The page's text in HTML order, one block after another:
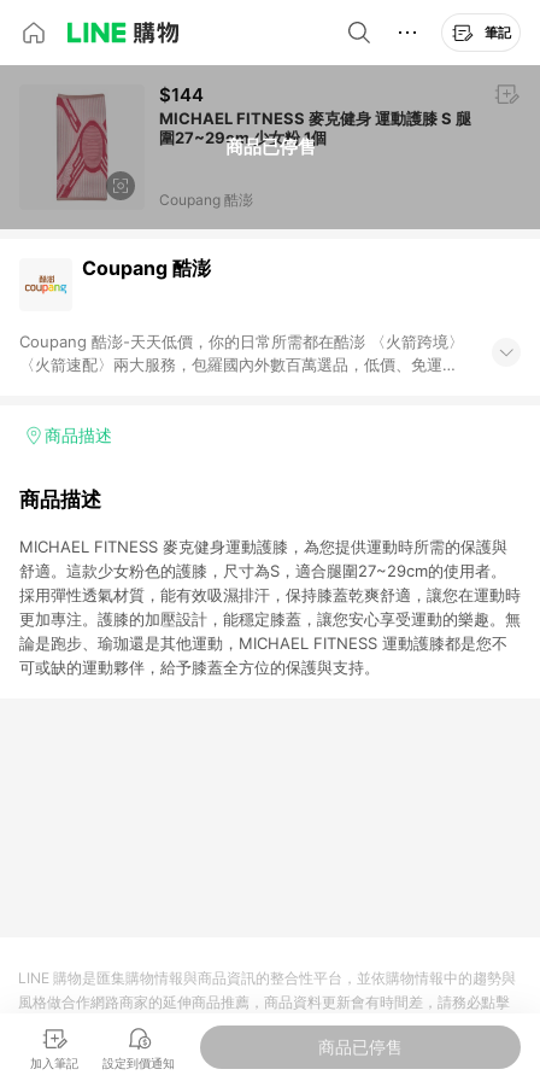
筆記
商品已停售
$144
MICHAEL FITNESS 麥克健身 運動護膝 S 腿
圍27~29cm 少女粉 1個
Coupang 酷澎
Coupang 酷澎
Coupang 酷澎-天天低價，你的日常所需都在酷澎 〈火箭跨境〉
〈火箭速配〉兩大服務，包羅國內外數百萬選品，低價、免運，
加入WOW會員告別湊免運，火箭速配、火箭跨境優質選品不限金
商品描述
商品描述
MICHAEL FITNESS 麥克健身運動護膝，為您提供運動時所需的保護與
舒適。這款少女粉色的護膝，尺寸為S，適合腿圍27~29cm的使用者。
採用彈性透氣材質，能有效吸濕排汗，保持膝蓋乾爽舒適，讓您在運動時
更加專注。護膝的加壓設計，能穩定膝蓋，讓您安心享受運動的樂趣。無
論是跑步、瑜珈還是其他運動，MICHAEL FITNESS 運動護膝都是您不
可或缺的運動夥伴，給予膝蓋全方位的保護與支持。
加入筆記 設定到價通知
商品已停售
LINE 購物是匯集購物情報與商品資訊的整合性平台，並依購物情報中的趨勢與
風格做合作網路商家的延伸商品推薦，商品資料更新會有時間差，請務必點擊
商品至各合作網路商家，確認現售價與購物條件，一切資訊以合作廠商網頁為
準。